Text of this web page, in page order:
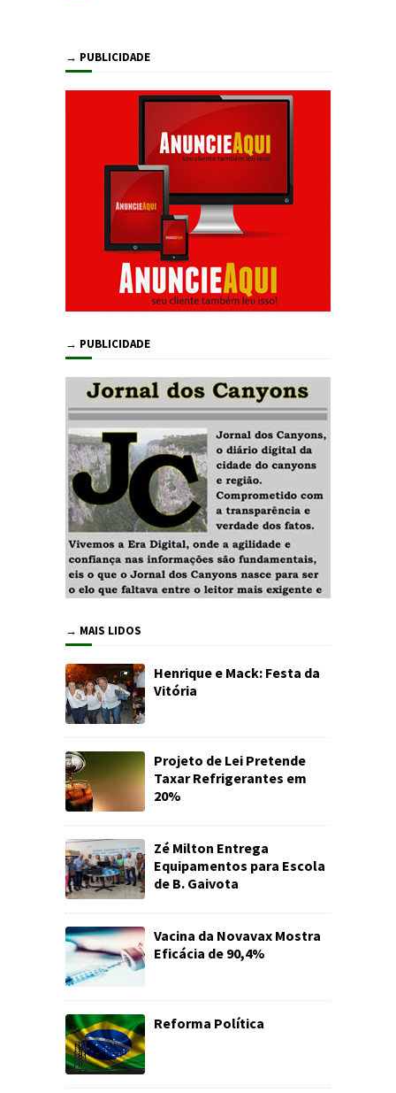
→ PUBLICIDADE
→ PUBLICIDADE
→ MAIS LIDOS
Henrique e Mack: Festa da
Vitória
Projeto de Lei Pretende
Taxar Refrigerantes em
20%
Zé Milton Entrega
Equipamentos para Escola
de B. Gaivota
Vacina da Novavax Mostra
Eficácia de 90,4%
Reforma Política